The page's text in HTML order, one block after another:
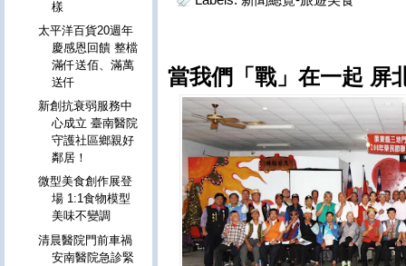
當我們「戰」在一起 屏
樣
太平洋百貨20週年
慶感恩回饋 整檔
滿仟送佰、滿萬
送仟
新創抗衰弱服務中
心成立 臺南醫院
守護社區鄉親好
鄰居！
微型美食創作展登
場 1:1食物模型
美味不變調
清晨醫院門前車禍
安南醫院急診緊